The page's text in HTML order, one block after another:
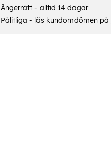
Ångerrätt - alltid 14 dagar
Pålitliga - läs kundomdömen på